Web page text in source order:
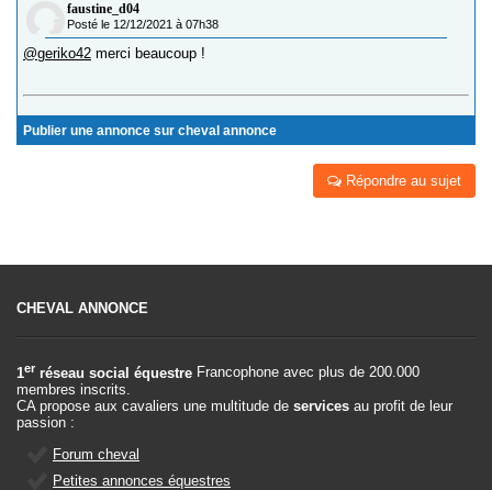
faustine_d04
Posté le 12/12/2021 à 07h38
@geriko42 merci beaucoup !
Publier une annonce sur cheval annonce
Répondre au sujet
CHEVAL ANNONCE
1er réseau social équestre Francophone avec plus de 200.000
membres inscrits.
CA propose aux cavaliers une multitude de services au profit de leur
passion :
Forum cheval
Petites annonces équestres